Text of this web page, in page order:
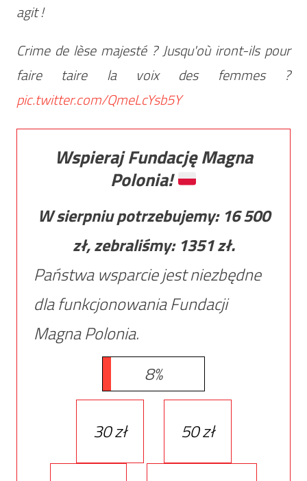
agit !
Crime de lèse majesté ? Jusqu'où iront-ils pour
faire taire la voix des femmes ?
pic.twitter.com/QmeLcYsb5Y
Wspieraj Fundację Magna
Polonia!
W sierpniu potrzebujemy: 16 500
zł, zebraliśmy: 1351zł.
Państwa wsparcie jest niezbędne
dla funkcjonowania Fundacji
Magna Polonia.
8%
30 zł 50 zł